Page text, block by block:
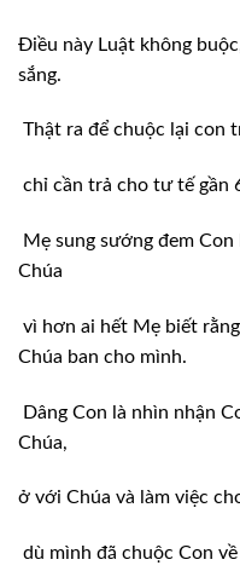
Điều này Luật không
sắng.
Thật ra để chuộc lại con
chỉ cần trả cho tư tế gần
Mẹ sung sướng đem
Chúa
vì hơn ai hết Mẹ biết
Chúa ban cho mình.
Dâng Con là nhìn nhận
Chúa,
ở với Chúa và làm việc
dù mình đã chuộc Con